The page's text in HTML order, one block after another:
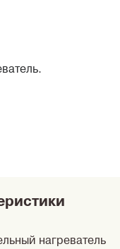
нагреватель